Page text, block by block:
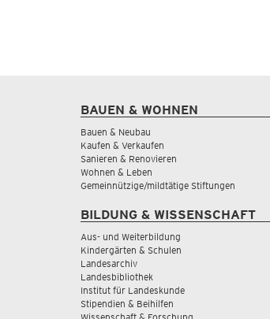
BAUEN & WOHNEN
Bauen & Neubau
Kaufen & Verkaufen
Sanieren & Renovieren
Wohnen & Leben
Gemeinnützige/mildtätige Stiftungen
BILDUNG & WISSENSCHAFT
Aus- und Weiterbildung
Kindergärten & Schulen
Landesarchiv
Landesbibliothek
Institut für Landeskunde
Stipendien & Beihilfen